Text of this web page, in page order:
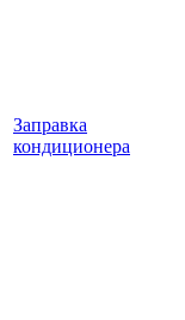
Заправка
кондиционера